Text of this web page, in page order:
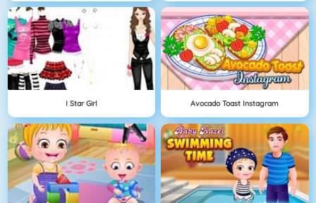
I Star Girl Avocado Toast Instagram